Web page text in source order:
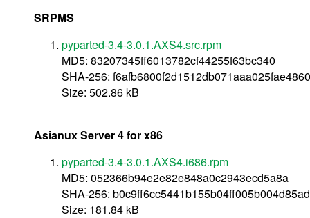
SRPMS
pyparted-3.4-3.0.1.AXS4.src.rpm
MD5: 83207345ff6013782cf44255f63bc340
SHA-256:
Size: 502.86 kB
Asianux Server 4 for x86
pyparted-3.4-3.0.1.AXS4.i686.rpm
MD5: 052366b94e2e82e848a0c2943ecd5a8a
SHA-256:
Size: 181.84 kB